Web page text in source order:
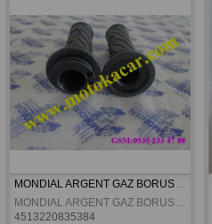
MONDIAL ARGENT GAZ BORUSU+ELCIK ORJINAL
MONDIAL ARGENT GAZ BORUSU+ELCIK ORJINAL
4513220835384